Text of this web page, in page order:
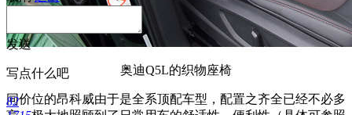
奥迪Q5L的织物座椅
同价位的昂科威由于是全系顶配车型，配置之齐全已经不必多
发送
写点什么吧
82